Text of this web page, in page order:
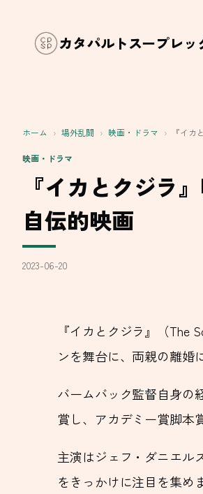
カタパルトスープレッ
ホーム › 場外乱闘 › 映画・ドラマ › 『イカ
映画・ドラマ
『イカとクジラ
自伝的映画
2023-06-20
『イカとクジラ』（The
ンを舞台に、両親の離婚
バームバック監督自身の
賞し、アカデミー賞脚本
主演はジェフ・ダニエル
をきっかけに注目を集め